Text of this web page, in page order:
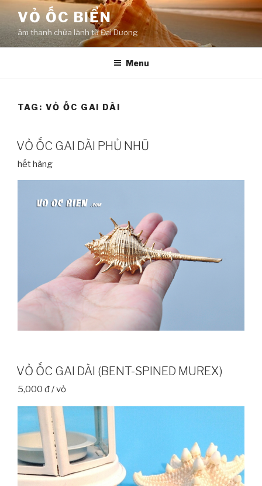
content
VỎ ỐC BIỂN
âm thanh chữa lành từ Đại Dương
Menu
TAG: VỎ ỐC GAI DÀI
VỎ ỐC GAI DÀI PHỦ NHŨ
hết hàng
VỎ ỐC GAI DÀI (BENT-SPINED MUREX)
5,000 đ / vỏ